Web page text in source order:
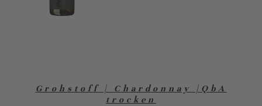
Grohstoff | Chardonnay |QbA
trocken